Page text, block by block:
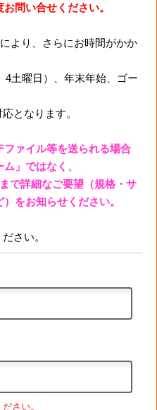
問い合せください。
より、さらにお時間がかか
4土曜日）、年末年始、ゴー
となります。
ァイル等を送られる場合
」ではなく、
で詳細なご要望（規格・サ
をお知らせください。
さい。
さい。